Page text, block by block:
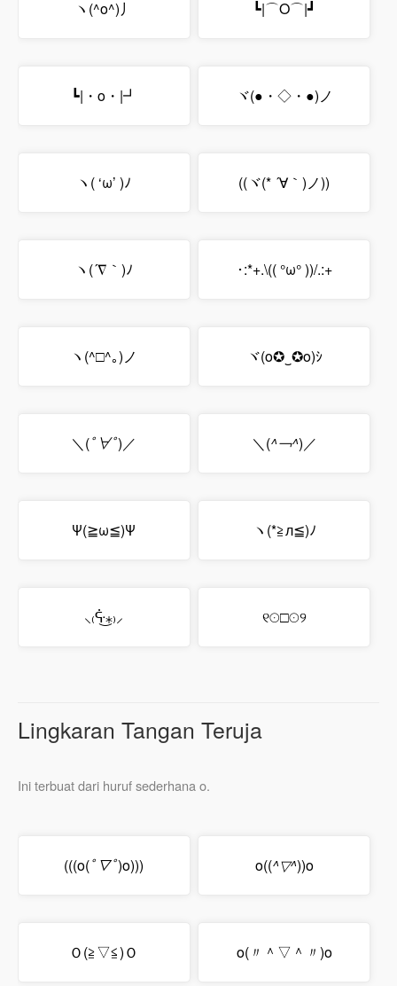
ヽ(^o^)丿 ┗|⌒O⌒|┛
┗|・o・|┛ ヾ(●・◇・●)ノ
ヽ( ‘ω’ )ﾉ ((ヾ(* ´∀｀)ノ))
ヽ(´∇｀)ﾉ ･:*+.\(( °ω° ))/.:+
ヽ(^□^｡)ノ ヾ(o✪‿✪o)ｼ
＼(ﾟ∀ﾟ)／ ＼(^￢^)／
Ψ(≧ω≦)Ψ ヽ(*≧л≦)ﾉ
⸜₍ᕏ͜⁎₎⸝ ୧☉□☉୨
Lingkaran Tangan Teruja
Ini terbuat dari huruf sederhana o.
(((o(ﾟ▽ﾟ)o))) o((^▽^))o
Ｏ(≧▽≦)Ｏ o(〃＾▽＾〃)o